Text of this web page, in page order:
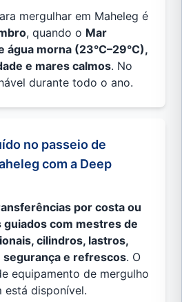
mergulhar em Maheleg é
, quando o Mar
morna (23°C–29°C),
e mares calmos. No
durante todo o ano.
no passeio de
com a Deep
por costa ou
com mestres de
cilindros, lastros,
e refrescos. O
equipamento de mergulho
está disponível.